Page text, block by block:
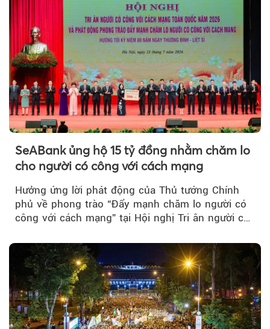
SeABank ủng hộ 15 tỷ đồng nhằm chăm lo
cho người có công với cách mạng
Hưởng ứng lời phát động của Thủ tướng Chính
phủ về phong trào “Đẩy mạnh chăm lo người có
công với cách mạng” tại Hội nghị Tri ân người có